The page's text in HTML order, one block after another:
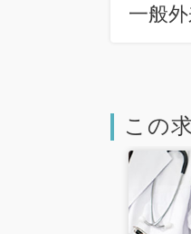
一般
この